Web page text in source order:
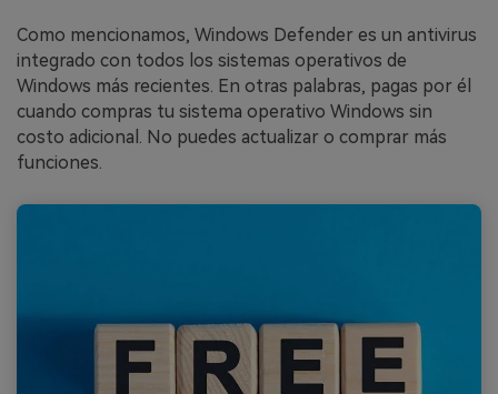
Como mencionamos, Windows Defender es un antivirus
integrado con todos los sistemas operativos de
Windows más recientes. En otras palabras, pagas por él
cuando compras tu sistema operativo Windows sin
costo adicional. No puedes actualizar o comprar más
funciones.